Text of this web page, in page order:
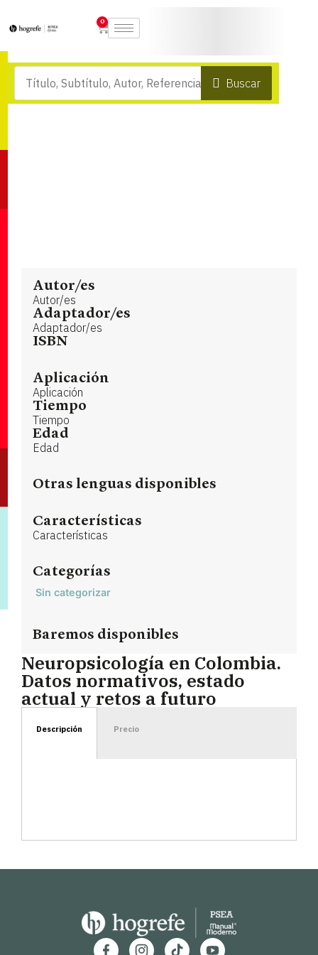
0
Buscar
Autor/es
Autor/es
Adaptador/es
Adaptador/es
ISBN
Aplicación
Aplicación
Tiempo
Tiempo
Edad
Edad
Otras lenguas disponibles
Características
Características
Categorías
Sin categorizar
Baremos disponibles
Neuropsicología en Colombia.
Datos normativos, estado
actual y retos a futuro
Descripción Precio